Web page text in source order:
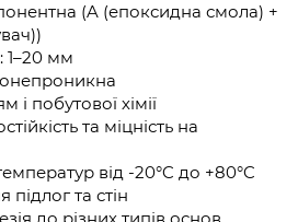
(A (епоксидна смола) +
мм
і побутової хімії
та міцність на
від -20°C до +80°C
підлог та стін